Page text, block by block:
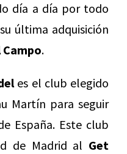
día a día por todo
última adquisición
.
es el club elegido
Martín para seguir
España. Este club
de Madrid al Get